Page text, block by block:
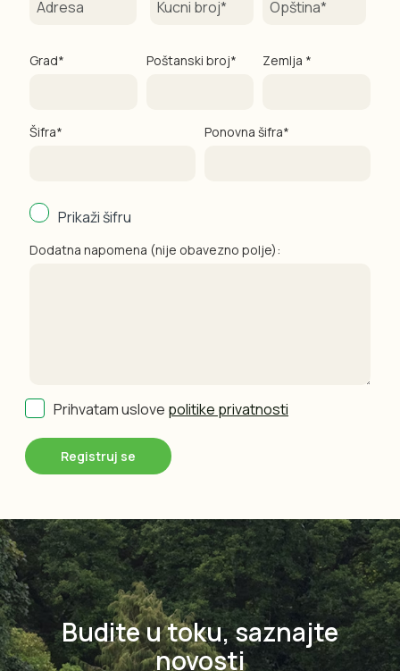
Grad* Poštanski broj* Zemlja *
Šifra*
Prikaži šifru
Ponovna šifra*
Dodatna napomena (nije obavezno polje):
Prihvatam uslove politike privatnosti
Budite u toku, saznajte
novosti